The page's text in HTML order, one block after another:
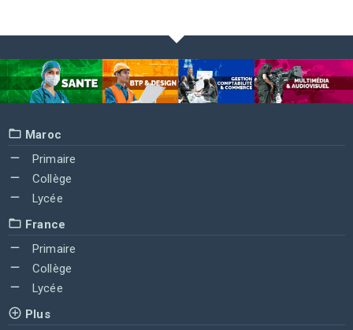
Maroc
Primaire
Collège
Lycée
France
Primaire
Collège
Lycée
Plus